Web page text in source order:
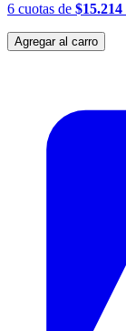
6 cuotas de $15.214
Agregar al carro